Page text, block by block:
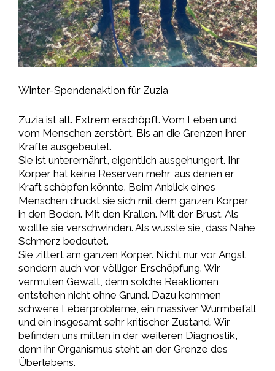
Winter-Spendenaktion für Zuzia
Zuzia ist alt. Extrem erschöpft. Vom Leben und
vom Menschen zerstört. Bis an die Grenzen ihrer
Kräfte ausgebeutet.
Sie ist unterernährt, eigentlich ausgehungert. Ihr
Körper hat keine Reserven mehr, aus denen er
Kraft schöpfen könnte. Beim Anblick eines
Menschen drückt sie sich mit dem ganzen Körper
in den Boden. Mit den Krallen. Mit der Brust. Als
wollte sie verschwinden. Als wüsste sie, dass Nähe
Schmerz bedeutet.
Sie zittert am ganzen Körper. Nicht nur vor Angst,
sondern auch vor völliger Erschöpfung. Wir
vermuten Gewalt, denn solche Reaktionen
entstehen nicht ohne Grund. Dazu kommen
schwere Leberprobleme, ein massiver Wurmbefall
und ein insgesamt sehr kritischer Zustand. Wir
befinden uns mitten in der weiteren Diagnostik,
denn ihr Organismus steht an der Grenze des
Überlebens.